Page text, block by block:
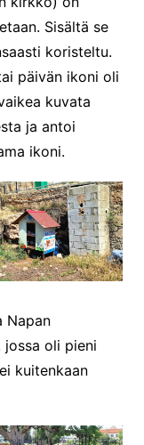
Sisältä se
koristeltu.
päivän ikoni oli
kuvata
ja antoi
ikoni.
Napan
oli pieni
kuitenkaan